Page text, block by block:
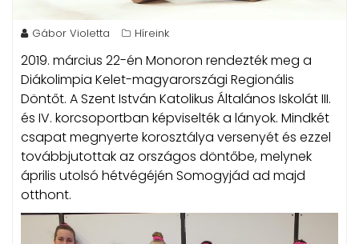
Gábor Violetta Híreink
2019. március 22-én Monoron rendezték meg a
Diákolimpia Kelet-magyarországi Regionális
Döntőt. A Szent István Katolikus Általános Iskolát III.
és IV. korcsoportban képviselték a lányok. Mindkét
csapat megnyerte korosztálya versenyét és ezzel
továbbjutottak az országos döntőbe, melynek
április utolsó hétvégéjén Somogyjád ad majd
otthont.